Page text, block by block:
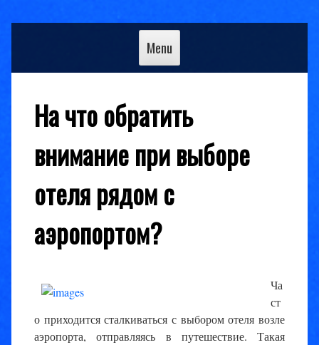
Skip
Menu
На что обратить
внимание при выборе
отеля рядом с
аэропортом?
Ча
ст
о приходится сталкиваться с выбором отеля возле
аэропорта, отправляясь в путешествие. Такая